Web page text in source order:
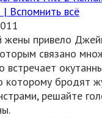
Вспомнить всё
011
жены привело
связано
встречает
которому бродят
решайте